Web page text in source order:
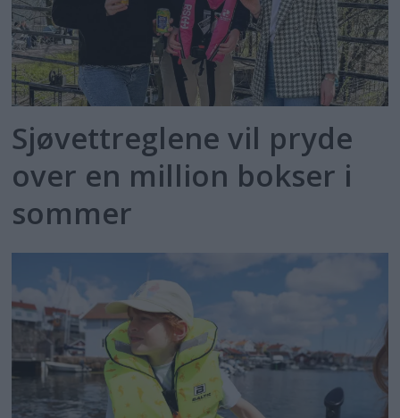
Sjøvettreglene vil pryde
over en million bokser i
sommer